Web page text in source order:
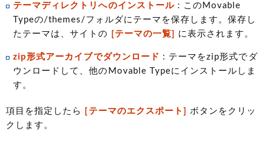
テーマディレクトリへのインストール: このMovable
Typeの/themes/フォルダにテーマを保存します。保存し
たテーマは、サイトの
[テーマの一覧] に表示されます。
zip形式アーカイブでダウンロード : テーマをzip形式でダ
ウンロードして、他のMovable Typeにインストールしま
す。
項目を指定したら [テーマのエクスポート]
ボタンをクリッ
クします。